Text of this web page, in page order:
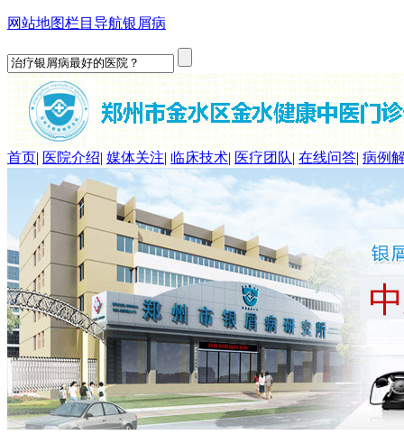
网站地图栏目导航银屑病
首页| 医院介绍| 媒体关注| 临床技术| 医疗团队| 在线问答| 病例